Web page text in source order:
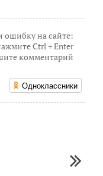
ошибку на сайте:
Ctrl + Enter
комментарий
Одноклассники